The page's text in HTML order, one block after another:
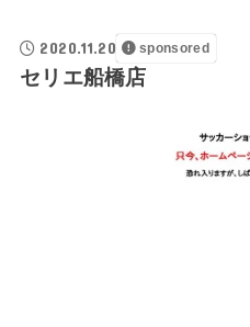
2020.11.20 sponsored
セリエ船橋店